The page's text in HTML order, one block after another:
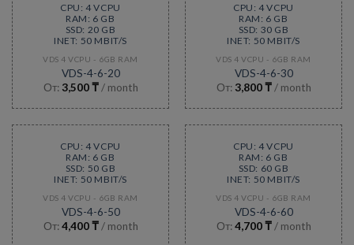
CPU: 4 VCPU
RAM: 6 GB
SSD: 20 GB
INET: 50 MBIT/S
VDS 4 VCPU - 6GB RAM
VDS-4-6-20
От: 3,500₸ / month
CPU: 4 VCPU
RAM: 6 GB
SSD: 30 GB
INET: 50 MBIT/S
VDS 4 VCPU - 6GB RAM
VDS-4-6-30
От: 3,800₸ / month
CPU: 4 VCPU
RAM: 6 GB
SSD: 50 GB
INET: 50 MBIT/S
VDS 4 VCPU - 6GB RAM
VDS-4-6-50
От:4,400₸ / month
CPU: 4 VCPU
RAM: 6 GB
SSD: 60 GB
INET: 50 MBIT/S
VDS 4 VCPU - 6GB RAM
VDS-4-6-60
От:4,700₸ / month